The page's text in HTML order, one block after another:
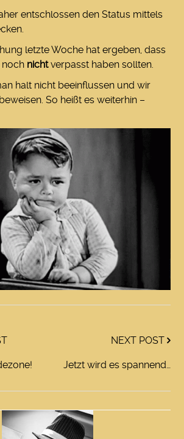
entschlossen den Status mittels
letzte Woche hat ergeben, dass
noch nichtverpasst haben sollten.
halt nicht beeinflussen und wir
So heißt es weiterhin –
NEXT POST
Jetzt wird es spannend…